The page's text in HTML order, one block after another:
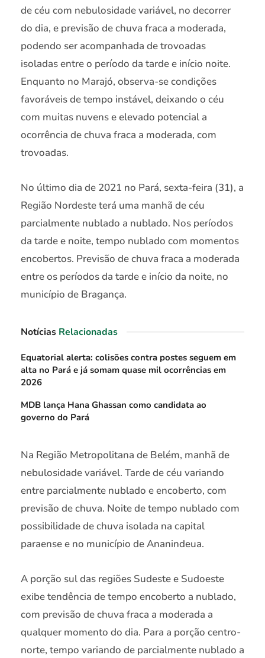
de céu com nebulosidade variável, no decorrer
do dia, e previsão de chuva fraca a moderada,
podendo ser acompanhada de trovoadas
isoladas entre o período da tarde e início noite.
Enquanto no Marajó, observa-se condições
favoráveis de tempo instável, deixando o céu
com muitas nuvens e elevado potencial a
ocorrência de chuva fraca a moderada, com
trovoadas.
No último dia de 2021 no Pará, sexta-feira (31), a
Região Nordeste terá uma manhã de céu
parcialmente nublado a nublado. Nos períodos
da tarde e noite, tempo nublado com momentos
encobertos. Previsão de chuva fraca a moderada
entre os períodos da tarde e início da noite, no
município de Bragança.
Notícias Relacionadas
Equatorial alerta: colisões contra postes seguem em
alta no Pará e já somam quase mil ocorrências em
2026
MDB lança Hana Ghassan como candidata ao
governo do Pará
Na Região Metropolitana de Belém, manhã de
nebulosidade variável. Tarde de céu variando
entre parcialmente nublado e encoberto, com
previsão de chuva. Noite de tempo nublado com
possibilidade de chuva isolada na capital
paraense e no município de Ananindeua.
A porção sul das regiões Sudeste e Sudoeste
exibe tendência de tempo encoberto a nublado,
com previsão de chuva fraca a moderada a
qualquer momento do dia. Para a porção centro-
norte, tempo variando de parcialmente nublado a